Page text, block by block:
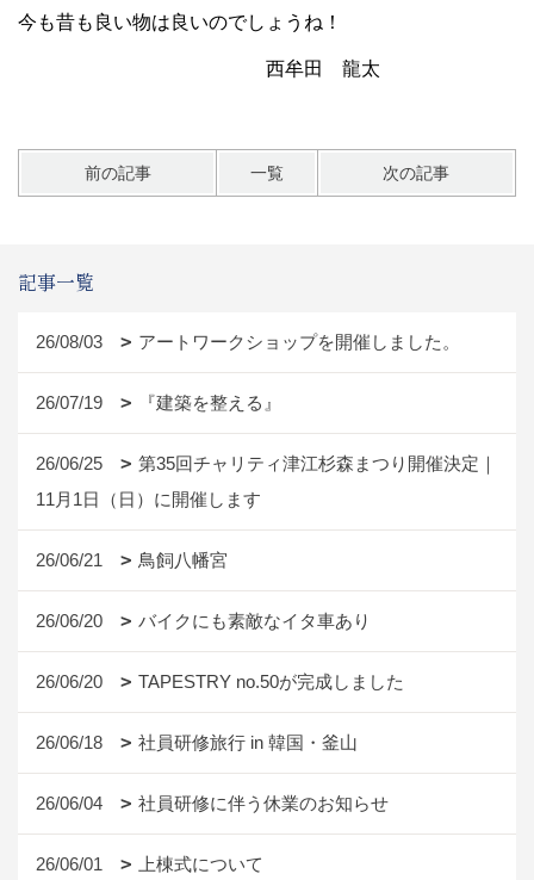
今も昔も良い物は良いのでしょうね！
西牟田 龍太
前の記事 一覧 次の記事
記事一覧
26/08/03 アートワークショップを開催しました。
26/07/19 『建築を整える』
26/06/25
第35回チャリティ津江杉森まつり開催決定｜
11月1日（日）に開催します
26/06/21 鳥飼八幡宮
26/06/20 バイクにも素敵なイタ車あり
26/06/20 TAPESTRY no.50が完成しました
26/06/18 社員研修旅行 in 韓国・釜山
26/06/04 社員研修に伴う休業のお知らせ
26/06/01 上棟式について